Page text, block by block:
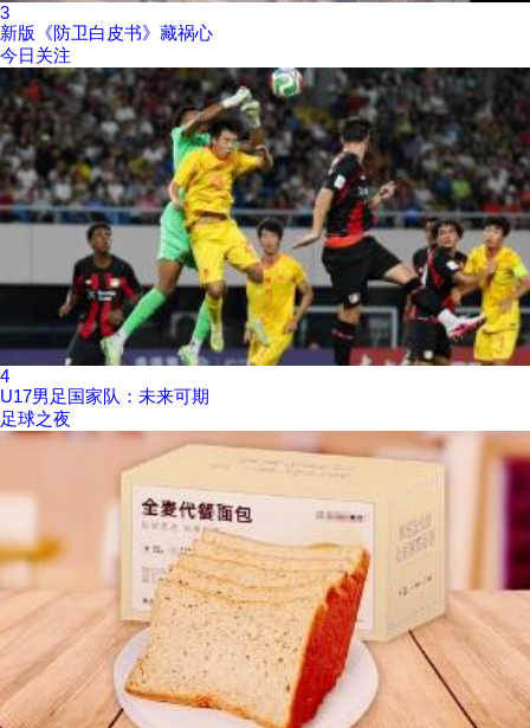
3
新版《防卫白皮书》藏祸心
今日关注
4
U17男足国家队：未来可期
足球之夜